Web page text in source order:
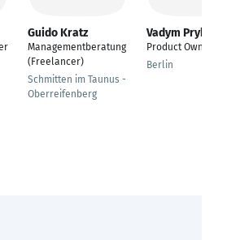
Guido Kratz
Managementberatung
(Freelancer)
Schmitten im Taunus -
Oberreifenberg
Vadym
Product Owner
Berlin